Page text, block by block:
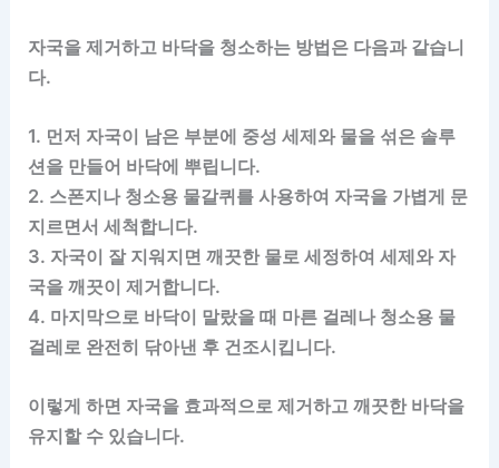
자국을 제거하고 바닥을 청소하는 방법은 다음과 같습니
다.
1. 먼저 자국이 남은 부분에 중성 세제와 물을 섞은 솔루
션을 만들어 바닥에 뿌립니다.
2. 스폰지나 청소용 물갈퀴를 사용하여 자국을 가볍게 문
지르면서 세척합니다.
3. 자국이 잘 지워지면 깨끗한 물로 세정하여 세제와 자
국을 깨끗이 제거합니다.
4. 마지막으로 바닥이 말랐을 때 마른 걸레나 청소용 물
걸레로 완전히 닦아낸 후 건조시킵니다.
이렇게 하면 자국을 효과적으로 제거하고 깨끗한 바닥을
유지할 수 있습니다.